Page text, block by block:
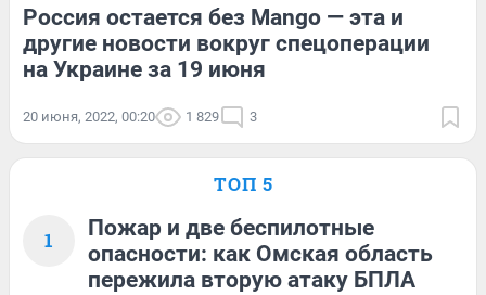
Россия остается без Mango — эта и
другие новости вокруг спецоперации
на Украине за 19 июня
20 июня, 2022, 00:20 1 829 3
ТОП 5
1
Пожар и две беспилотные
опасности: как Омская область
пережила вторую атаку БПЛА